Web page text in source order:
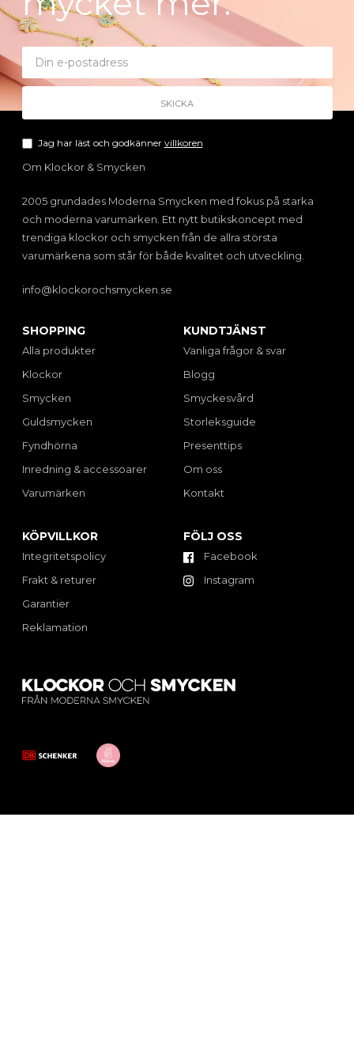
Jag har läst och godkänner villkoren
Om Klockor & Smycken
2005 grundades Moderna Smycken med fokus på starka
och moderna varumärken. Ett nytt butikskoncept med
trendiga klockor och smycken från de allra största
varumärkena som står för både kvalitet och utveckling.
info@klockorochsmycken.se
SHOPPING
Alla produkter
Klockor
Smycken
Guldsmycken
Fyndhörna
Inredning & accessoarer
Varumärken
KUNDTJÄNST
Vanliga frågor & svar
Blogg
Smyckesvård
Storleksguide
Presenttips
Om oss
Kontakt
KÖPVILLKOR
Integritetspolicy
Frakt & returer
Garantier
Reklamation
FÖLJ OSS
Facebook
Instagram